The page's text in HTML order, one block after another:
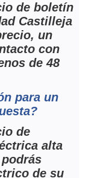
de boletín
Castilleja
un
con
de 48
para un
de
alta
de su